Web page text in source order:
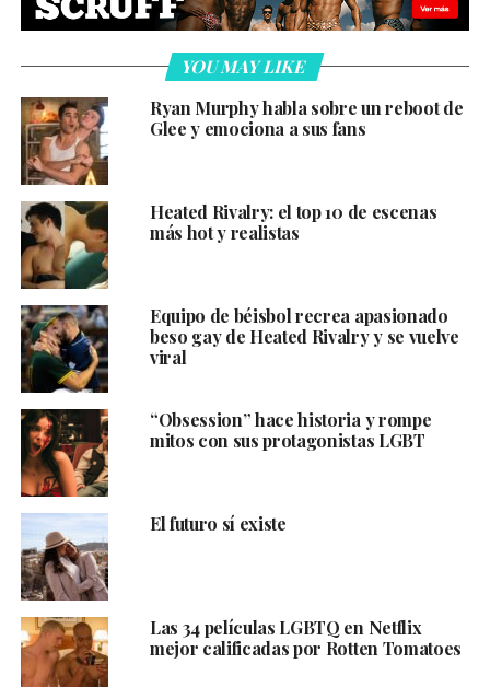
YOU MAY LIKE
Ryan Murphy habla sobre un reboot de
Glee y emociona a sus fans
Heated Rivalry: el top 10 de escenas
más hot y realistas
Equipo de béisbol recrea apasionado
beso gay de Heated Rivalry y se vuelve
viral
“Obsession” hace historia y rompe
mitos con sus protagonistas LGBT
El futuro sí existe
Las 34 películas LGBTQ en Netflix
mejor calificadas por Rotten Tomatoes